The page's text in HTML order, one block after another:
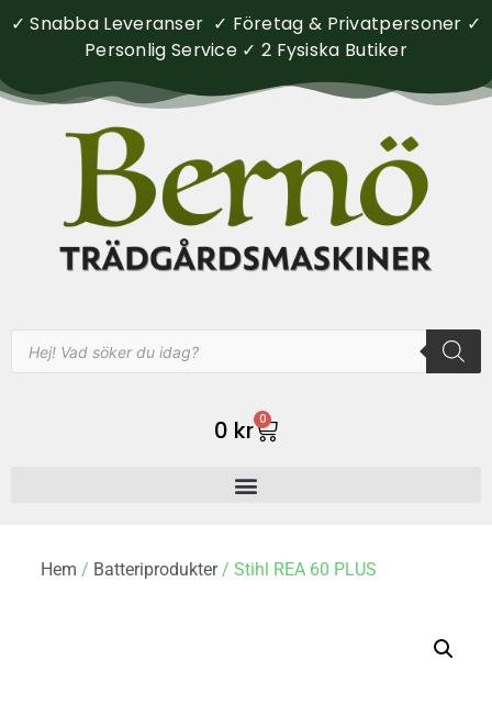
✓ Snabba Leveranser ✓ Företag & Privatpersoner ✓
Personlig Service ✓ 2 Fysiska Butiker
0 kr 0
Hem / Batteriprodukter/ Stihl REA 60 PLUS